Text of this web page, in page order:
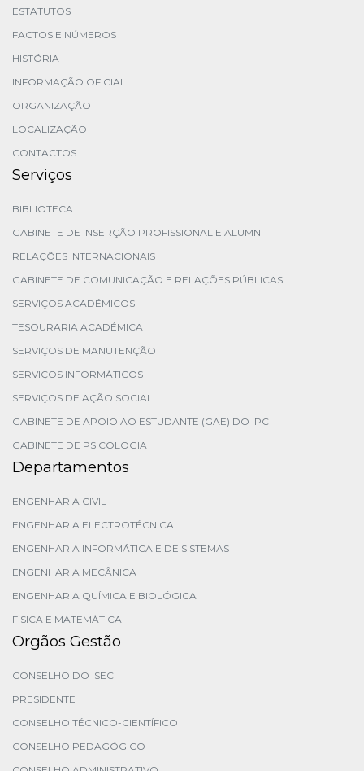
ESTATUTOS
FACTOS E NÚMEROS
HISTÓRIA
INFORMAÇÃO OFICIAL
ORGANIZAÇÃO
LOCALIZAÇÃO
CONTACTOS
Serviços
BIBLIOTECA
GABINETE DE INSERÇÃO PROFISSIONAL E ALUMNI
RELAÇÕES INTERNACIONAIS
GABINETE DE COMUNICAÇÃO E RELAÇÕES PÚBLICAS
SERVIÇOS ACADÉMICOS
TESOURARIA ACADÉMICA
SERVIÇOS DE MANUTENÇÃO
SERVIÇOS INFORMÁTICOS
SERVIÇOS DE AÇÃO SOCIAL
GABINETE DE APOIO AO ESTUDANTE (GAE) DO IPC
GABINETE DE PSICOLOGIA
Departamentos
ENGENHARIA CIVIL
ENGENHARIA ELECTROTÉCNICA
ENGENHARIA INFORMÁTICA E DE SISTEMAS
ENGENHARIA MECÂNICA
ENGENHARIA QUÍMICA E BIOLÓGICA
FÍSICA E MATEMÁTICA
Orgãos Gestão
CONSELHO DO ISEC
PRESIDENTE
CONSELHO TÉCNICO-CIENTÍFICO
CONSELHO PEDAGÓGICO